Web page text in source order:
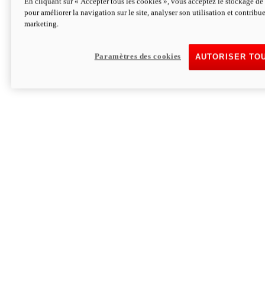
Hypermotard V2 SP 100
Découvrez-le
pour améliorer la navigation sur le site, analyser son utilisation et
marketing.
AUTORISER
Paramètres des cookies